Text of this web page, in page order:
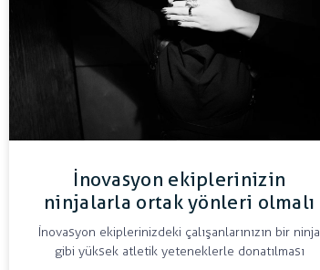
İnovasyon ekiplerinizin
ninjalarla ortak yönleri olmalı
İnovasyon ekiplerinizdeki çalışanlarınızın bir ninja
gibi yüksek atletik yeteneklerle donatılması